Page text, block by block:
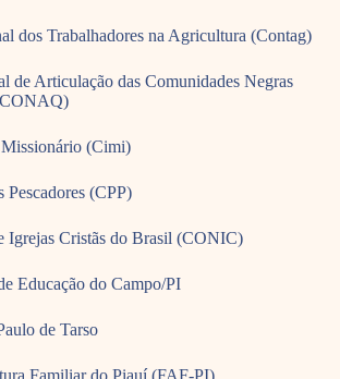
dos Trabalhadores na Agricultura (Contag)
de Articulação das Comunidades Negras
(Cimi)
Pescadores (CPP)
Igrejas Cristãs do Brasil (CONIC)
Educação do Campo/PI
de Tarso
Familiar do Piauí (FAF-PI)